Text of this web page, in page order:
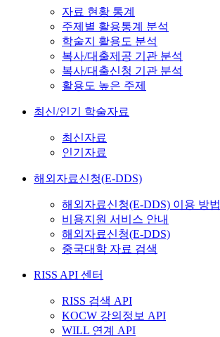
자료 현황 통계
주제별 활용통계 분석
학술지 활용도 분석
복사/대출제공 기관 분석
복사/대출신청 기관 분석
활용도 높은 주제
최신/인기 학술자료
최신자료
인기자료
해외자료신청(E-DDS)
해외자료신청(E-DDS) 이용 방법
비용지원 서비스 안내
해외자료신청(E-DDS)
중국대학 자료 검색
RISS API 센터
RISS 검색 API
KOCW 강의정보 API
WILL 연계 API